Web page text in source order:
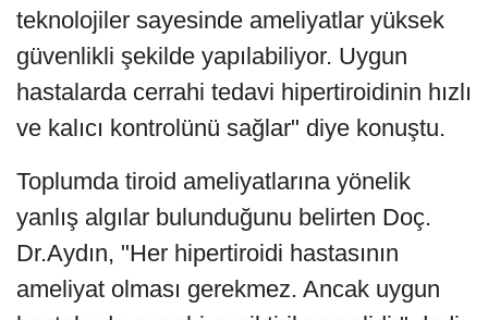
teknolojiler sayesinde ameliyatlar yüksek
güvenlikli şekilde yapılabiliyor. Uygun
hastalarda cerrahi tedavi hipertiroidinin hızlı
ve kalıcı kontrolünü sağlar" diye konuştu.
Toplumda tiroid ameliyatlarına yönelik
yanlış algılar bulunduğunu belirten Doç.
Dr.Aydın, "Her hipertiroidi hastasının
ameliyat olması gerekmez. Ancak uygun